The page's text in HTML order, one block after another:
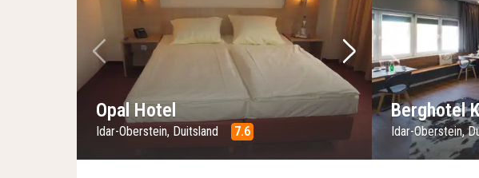
Vorige foto
Volgende foto
Opal Hotel
Idar-Oberstein, Duitsland 7.6
Vorige
Berghotel
Idar-Oberstein,